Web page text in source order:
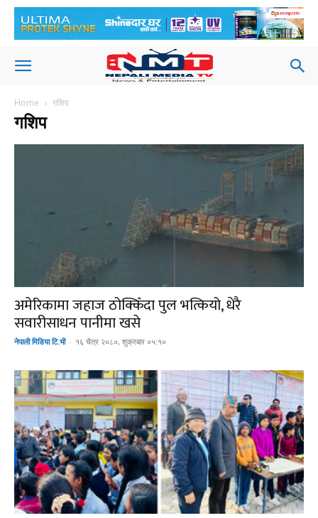
Home गशिप
गशिप
अमेरिकामा जहाज ठोक्किँदा पुल भत्कियो, धेरै
सवारीसाधन पानीमा खसे
नेपाली मिडिया टि.भी - १६ चैत्र २०८०, शुक्रबार ०५:१०